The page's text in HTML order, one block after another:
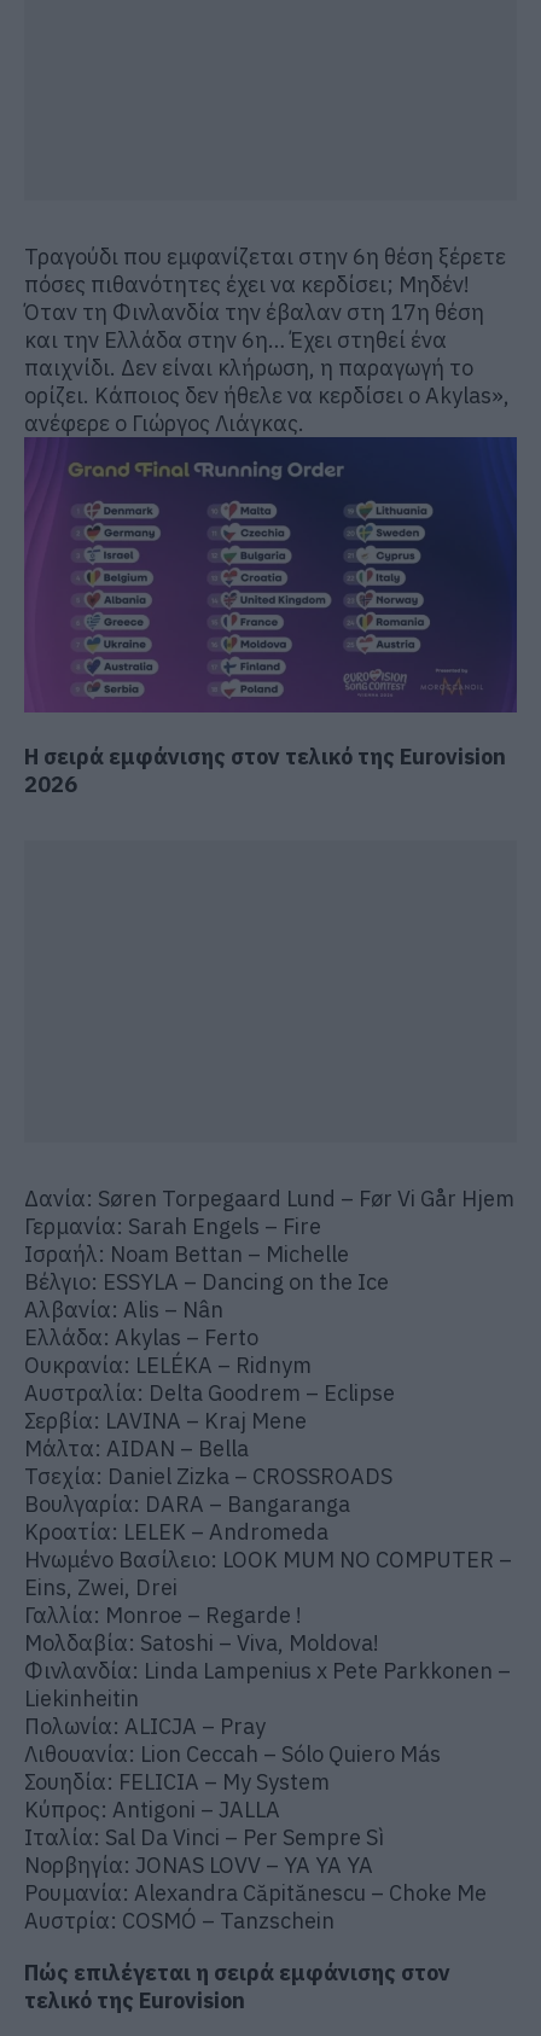
Τραγούδι που εμφανίζεται στην 6η θέση ξέρετε
πόσες πιθανότητες έχει να κερδίσει; Μηδέν!
Όταν τη Φινλανδία την έβαλαν στη 17η θέση
και την Ελλάδα στην 6η… Έχει στηθεί ένα
παιχνίδι. Δεν είναι κλήρωση, η παραγωγή το
ορίζει. Κάποιος δεν ήθελε να κερδίσει ο Akylas»,
ανέφερε ο Γιώργος Λιάγκας.
Η σειρά εμφάνισης στον τελικό της Eurovision
2026
Δανία: Søren Torpegaard Lund – Før Vi Går Hjem
Γερμανία: Sarah Engels – Fire
Ισραήλ: Noam Bettan – Michelle
Βέλγιο: ESSYLA – Dancing on the Ice
Αλβανία: Alis – Nân
Ελλάδα: Akylas – Ferto
Ουκρανία: LELÉKA – Ridnym
Αυστραλία: Delta Goodrem – Eclipse
Σερβία: LAVINA – Kraj Mene
Μάλτα: AIDAN – Bella
Τσεχία: Daniel Zizka – CROSSROADS
Βουλγαρία: DARA – Bangaranga
Κροατία: LELEK – Andromeda
Ηνωμένο Βασίλειο: LOOK MUM NO COMPUTER –
Eins, Zwei, Drei
Γαλλία: Monroe – Regarde !
Μολδαβία: Satoshi – Viva, Moldova!
Φινλανδία: Linda Lampenius x Pete Parkkonen –
Liekinheitin
Πολωνία: ALICJA – Pray
Λιθουανία: Lion Ceccah – Sólo Quiero Más
Σουηδία: FELICIA – My System
Κύπρος: Antigoni – JALLA
Ιταλία: Sal Da Vinci – Per Sempre Sì
Νορβηγία: JONAS LOVV – YA YA YA
Ρουμανία: Alexandra Căpitănescu – Choke Me
Αυστρία: COSMÓ – Tanzschein
Πώς επιλέγεται η σειρά εμφάνισης στον
τελικό της Eurovision